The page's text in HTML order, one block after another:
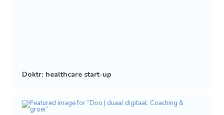
Doktr: healthcare start-up